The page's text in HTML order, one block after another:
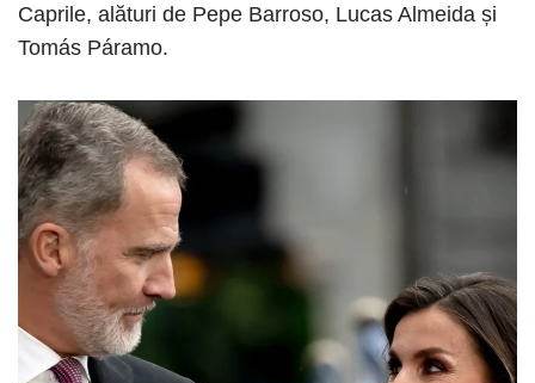
Caprile, alături de Pepe Barroso, Lucas Almeida și
Tomás Páramo.